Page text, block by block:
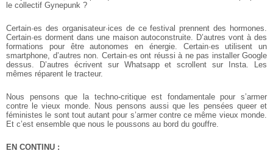
le collectif Gynepunk ?
Certain·es des organisateur·ices de ce festival prennent des hormones.
Certain·es dorment dans une maison autoconstruite. D’autres vont à des
formations pour être autonomes en énergie. Certain·es utilisent un
smartphone, d’autres non. Certain·es ont réussi à ne pas installerGoogle
dessus. D’autres écrivent sur Whatsapp et scrollent sur Insta. Les
mêmes réparent le tracteur.
Nous pensons que la techno-critique est fondamentale pour s’armer
contre le vieux monde. Nous pensons aussi que les pensées queer et
féministes le sont tout autant pour s’armer contre ce même vieux monde.
Et c’est ensemble que nous le poussons au bord du gouffre.
EN CONTINU :